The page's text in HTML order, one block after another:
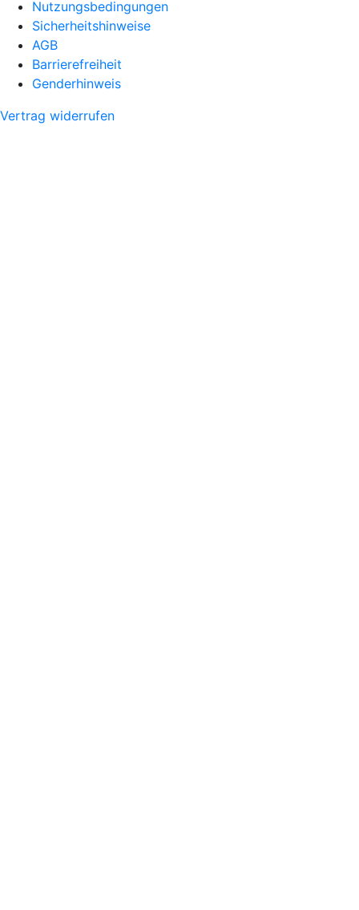
Nutzungsbedingungen
Sicherheitshinweise
AGB
Barrierefreiheit
Genderhinweis
Vertrag widerrufen